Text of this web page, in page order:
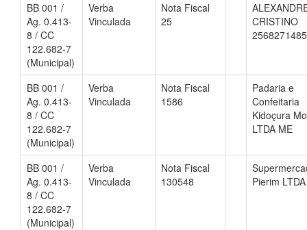
BB 001 /
Ag. 0.413-
8 / CC
122.682-7
(Municipal)
Verba
Vinculada
Nota Fiscal
25
CRISTINO
BB 001 /
Ag. 0.413-
8 / CC
122.682-7
(Municipal)
Verba
Vinculada
Nota Fiscal
1586
Padaria e
Confeitaria
Kidoçura
LTDA ME
BB 001 /
Ag. 0.413-
8 / CC
122.682-7
(Municipal)
Verba
Vinculada
Nota Fiscal
130548
Pierim LTDA